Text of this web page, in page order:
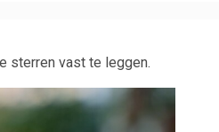
sterren vast te leggen.